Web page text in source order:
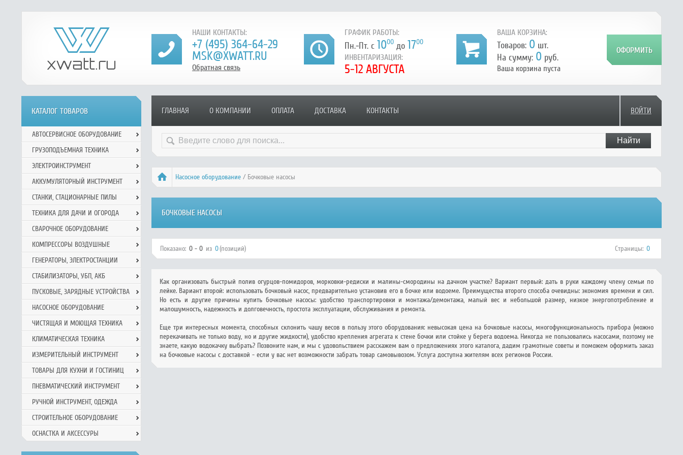
НАШИ КОНТАКТЫ:
+7 (495) 364-64-29
MSK@XWATT.RU
Обратная связь
ГРАФИК РАБОТЫ:
Пн.-Пт. с 1000 до 1700
ИНВЕНТАРИЗАЦИЯ:
5-12 АВГУСТА
ВАША КОРЗИНА:
Товаров: 0 шт.
На сумму: 0 руб.
Ваша корзина пуста
ГЛАВНАЯ О КОМПАНИИ ОПЛАТА ДОСТАВКА КОНТАКТЫ ВОЙТИ
Насосное оборудование / Бочковые насосы
БОЧКОВЫЕ НАСОСЫ
Показано: 0 - 0 из 0(позиций) Страницы: 0
Как организовать быстрый полив огурцов-помидоров, морковки-редиски и малины-смородины на дачном участке? Вариант первый: дать в руки каждому члену семьи по
лейке. Вариант второй: использовать бочковый насос, предварительно установив его в бочке или водоеме. Преимущества второго способа очевидны: экономия времени и сил.
Но есть и другие причины купить бочковые насосы: удобство транспортировки и монтажа/демонтажа, малый вес и небольшой размер, низкое энергопотребление и
малошумность, надежность и долговечность, простота эксплуатации, обслуживания и ремонта.
Еще три интересных момента, способных склонить чашу весов в пользу этого оборудования: невысокая цена на бочковые насосы, многофункциональность прибора (можно
перекачивать не только воду, но и другие жидкости), удобство крепления агрегата к стене бочки или стойке у берега водоема. Никогда не пользовались насосами, поэтому не
знаете, какую водокачку выбрать? Позвоните нам, и мы с удовольствием расскажем вам о предложениях этого каталога, дадим грамотные советы и поможем оформить заказ
на бочковые насосы с доставкой - если у вас нет возможности забрать товар самовывозом. Услуга доступна жителям всех регионов России.
КАТАЛОГ ТОВАРОВ
АВТОСЕРВИСНОЕ ОБОРУДОВАНИЕ
ГРУЗОПОДЪЕМНАЯ ТЕХНИКА
ЭЛЕКТРОИНСТРУМЕНТ
АККУМУЛЯТОРНЫЙ ИНСТРУМЕНТ
СТАНКИ, СТАЦИОНАРНЫЕ ПИЛЫ
ТЕХНИКА ДЛЯ ДАЧИ И ОГОРОДА
СВАРОЧНОЕ ОБОРУДОВАНИЕ
КОМПРЕССОРЫ ВОЗДУШНЫЕ
ГЕНЕРАТОРЫ, ЭЛЕКТРОСТАНЦИИ
СТАБИЛИЗАТОРЫ, УБП, АКБ
ПУСКОВЫЕ, ЗАРЯДНЫЕ УСТРОЙСТВА
НАСОСНОЕ ОБОРУДОВАНИЕ
ЧИСТЯЩАЯ И МОЮЩАЯ ТЕХНИКА
КЛИМАТИЧЕСКАЯ ТЕХНИКА
ИЗМЕРИТЕЛЬНЫЙ ИНСТРУМЕНТ
ТОВАРЫ ДЛЯ КУХНИ И ГОСТИНИЦ
ПНЕВМАТИЧЕСКИЙ ИНСТРУМЕНТ
РУЧНОЙ ИНCТРУМЕНТ, ОДЕЖДА
СТРОИТЕЛЬНОЕ ОБОРУДОВАНИЕ
ОСНАСТКА И АКСЕССУРЫ